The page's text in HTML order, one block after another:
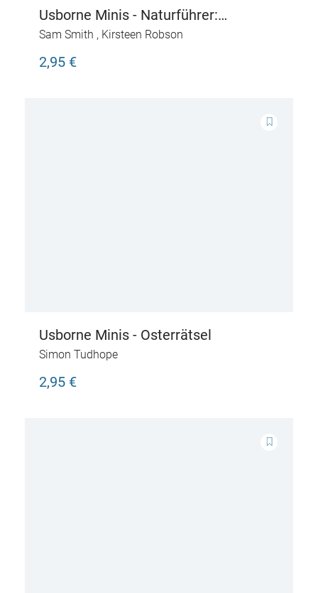
Usborne Minis - Naturführer:
Krabbeltiere
Sam Smith , Kirsteen Robson
2,95 €
Usborne Minis - Osterrätsel
Simon Tudhope
2,95 €